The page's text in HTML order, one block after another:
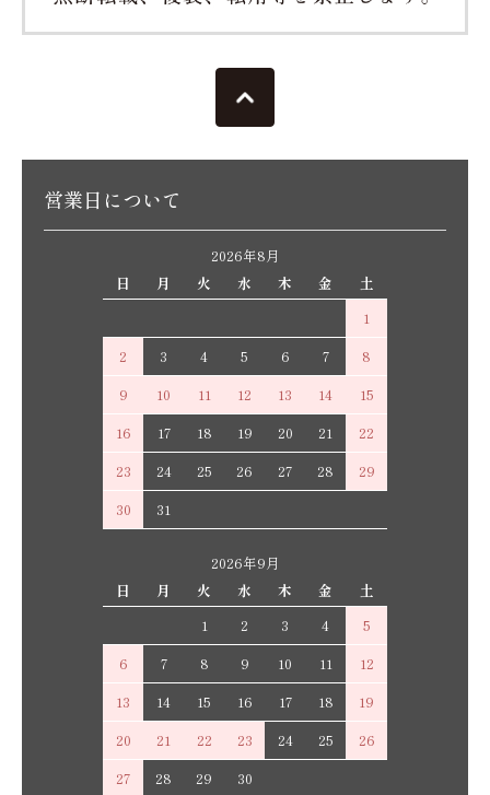
営業日について
2026年8月
日
月 火 水 木 金
土
1
2
3 4 5 6 7
8
9
10 11 12 13 14
15
16
17 18 19 20 21
22
23
24 25 26 27 28
29
30
31
2026年9月
日
月 火 水 木 金
土
1
2 3 4
5
6
7 8 9 10 11
12
13
14 15 16 17 18
19
20
21 22 23 24 25
26
27
28 29 30